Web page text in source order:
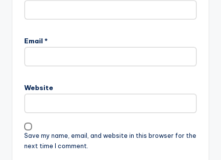
Email *
Website
Save my name, email, and website in this browser for the
next time I comment.